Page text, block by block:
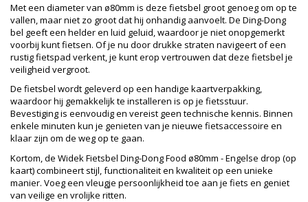
Met een diameter van ø80mm is deze fietsbel groot genoeg om op te
vallen, maar niet zo groot dat hij onhandig aanvoelt. De Ding-Dong
bel geeft een helder en luid geluid, waardoor je niet onopgemerkt
voorbij kunt fietsen. Of je nu door drukke straten navigeert of een
rustig fietspad verkent, je kunt erop vertrouwen dat deze fietsbel je
veiligheid vergroot.
De fietsbel wordt geleverd op een handige kaartverpakking,
waardoor hij gemakkelijk te installeren is op je fietsstuur.
Bevestiging is eenvoudig en vereist geen technische kennis. Binnen
enkele minuten kun je genieten van je nieuwe fietsaccessoire en
klaar zijn om de weg op te gaan.
Kortom, de Widek Fietsbel Ding-Dong Food ø80mm - Engelse drop (op
kaart) combineert stijl, functionaliteit en kwaliteit op een unieke
manier. Voeg een vleugje persoonlijkheid toe aan je fiets en geniet
van veilige en vrolijke ritten.